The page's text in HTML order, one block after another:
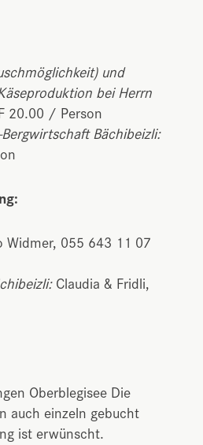
und
bei Herrn
20.00 / Person
Bächibeizli:
Widmer, 055 643 11 07
Claudia & Fridli,
Oberblegisee Die
auch einzeln gebucht
ist erwünscht.